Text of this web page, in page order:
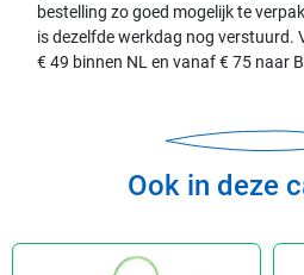
bestelling zo goed mogelijk te
is dezelfde werkdag nog verstuurd.
€ 49 binnen NL en vanaf € 75 naar
Ook in deze